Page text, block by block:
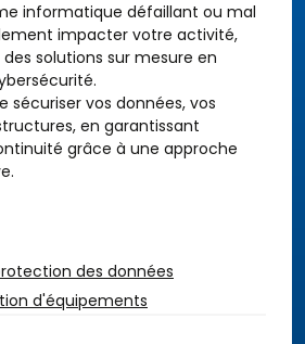
informatique défaillant ou mal
impacter votre activité,
solutions sur mesure en
sécuriser vos données, vos
en garantissant
grâce à une approche
des données
d'équipements